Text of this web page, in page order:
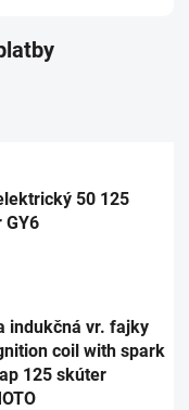
50 125
GY6
indukčná vr. fajky
coil with spark
125 skúter